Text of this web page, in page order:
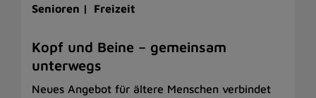
Senioren | Freizeit
Kopf und Beine – gemeinsam
unterwegs
Neues Angebot für ältere Menschen verbindet